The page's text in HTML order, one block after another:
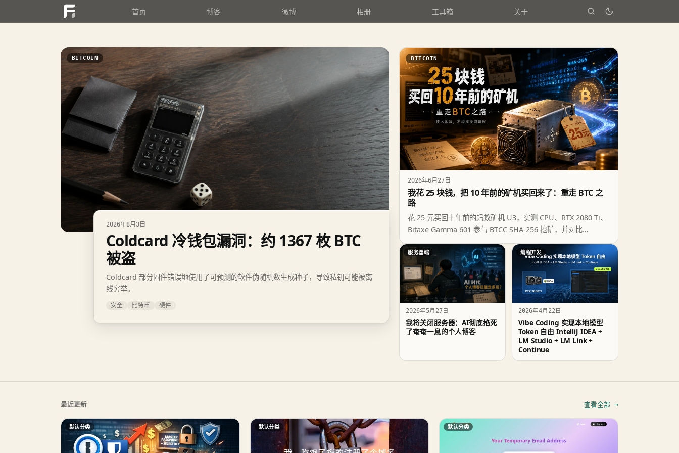
首页 博客 微博 相册 工具箱 关于
BITCOIN
2026年8月3日
Coldcard 冷钱包漏洞：约 1367 枚 BTC
被盗
Coldcard 部分固件错误地使用了可预测的软件伪随机数生成种子，导致私钥可能被离
线穷举。
安全 比特币 硬件
BITCOIN
2026年6月27日
我花 25 块钱，把 10 年前的矿机买回来了：重走 BTC 之
路
花 25 元买回十年前的蚂蚁矿机 U3，实测 CPU、RTX 2080 Ti、
Bitaxe Gamma 601 参与 BTCC SHA-256 挖矿，并对比
PPLNS、SOLO 与 AIRDROP 矿池玩法。
服务器端
2026年5月27日
我将关闭服务器：AI彻底掐死
了奄奄一息的个人博客
编程开发
2026年4月22日
Vibe Coding 实现本地模型
Token 自由 IntelliJ IDEA +
LM Studio + LM Link +
Continue
最近更新 查看全部 →
默认分类 默认分类 默认分类